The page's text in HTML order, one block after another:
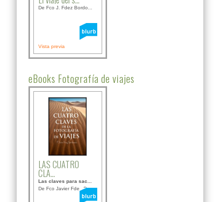
De Fco J. Fdez Bordo...
Vista previa
eBooks Fotografía de viajes
LAS CUATRO
CLA...
Las claves para sac...
De Fco Javier Fdez B...